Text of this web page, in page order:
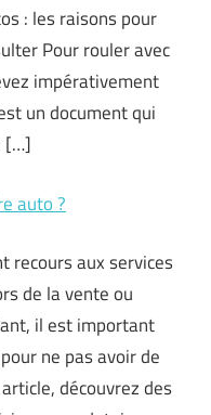
: les raisons pour
Pour rouler avec
impérativement
un document qui
[…]
auto ?
recours aux services
de la vente ou
il est important
ne pas avoir de
découvrez des